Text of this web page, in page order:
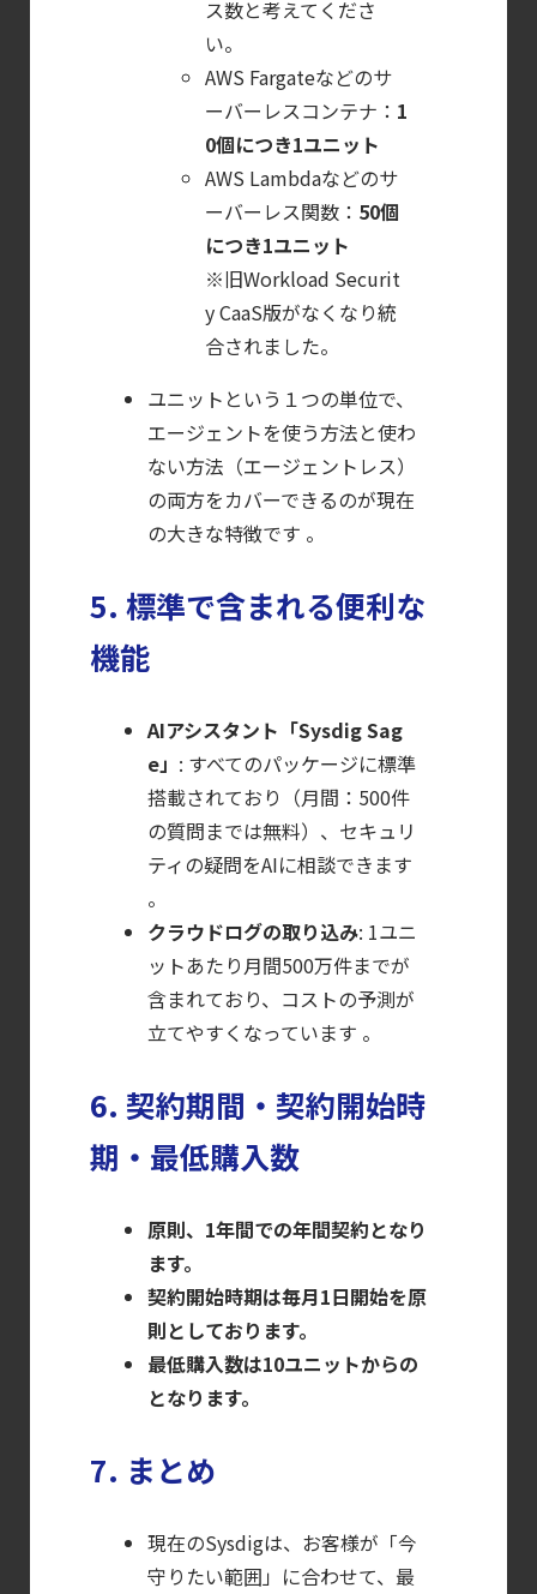
【ブログ】
JADEPUFFER
の進化：
エージェント型脅威アクターが
モデルの破壊を目的としたランサムウェアを
【ブログ】
CTEMとは何か｜
攻撃者視点でクラウドの弱点を可視化する新
【ブログ】
｜
計画フェーズで失敗しない統合プラットフォ
【ブログ】
コンテナセキュリティとは？
【ブログ】CISO
のための Headless
【お知らせ】
ブログを更新しました
【お知らせ】
ブログを更新しました
ス数と考えてくださ
い。
AWS Fargateなどのサ
ーバーレスコンテナ： 1
0個につき1ユニット
AWS Lambdaなどのサ
ーバーレス関数： 50個
につき1ユニット
※旧Workload Securit
y CaaS版がなくなり統
合されました。
ユニットという１つの単位で、
エージェントを使う方法と使わ
ない方法（エージェントレス）
の両方をカバーできるのが現在
の大きな特徴です 。
5. 標準で含まれる便利な
機能
AIアシスタント「Sysdig Sag
e」 : すべてのパッケージに標準
搭載されており（月間：500件
の質問までは無料）、セキュリ
ティの疑問をAIに相談できます
。
クラウドログの取り込み: 1ユニ
ットあたり月間500万件までが
含まれており、コストの予測が
立てやすくなっています 。
6. 契約期間・契約開始時
期・最低購入数
原則、1年間での年間契約となり
ます。
契約開始時期は毎月1日開始を原
則としております。
最低購入数は10ユニットからの
となります。
7. まとめ
現在のSysdigは、お客様が「今
守りたい範囲」に合わせて、最